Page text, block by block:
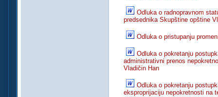
Odluka o radnopravnom
predsednika Skupštine opštine
Odluka o pristupanju
Odluka o pokretanju
administrativni prenos
Vladičin Han
Odluka o pokretanju
eksproprijaciju nepokretnosti na